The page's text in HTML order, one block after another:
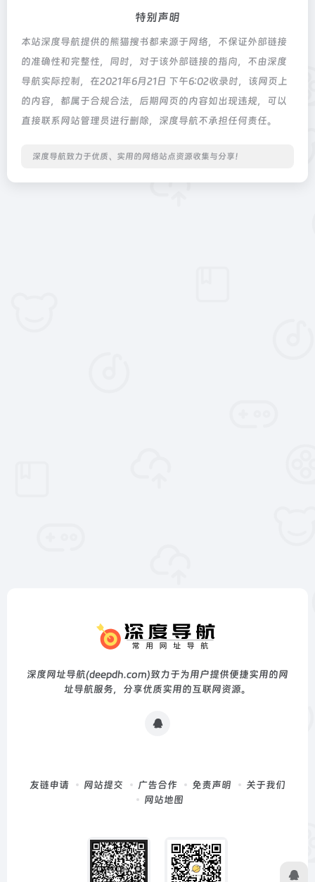
特别声明
本站深度导航提供的熊猫搜书都来源于网络，不保证外部链接
的准确性和完整性，同时，对于该外部链接的指向，不由深度
导航实际控制，在2021年6月21日 下午6:02收录时，该网页上
的内容，都属于合规合法，后期网页的内容如出现违规，可以
直接联系网站管理员进行删除，深度导航不承担任何责任。
深度导航致力于优质、实用的网络站点资源收集与分享！
深度网址导航(deepdh.com)致力于为用户提供便捷实用的网
址导航服务，分享优质实用的互联网资源。
友链申请 网站提交 广告合作 免责声明
关于我们
网站地图